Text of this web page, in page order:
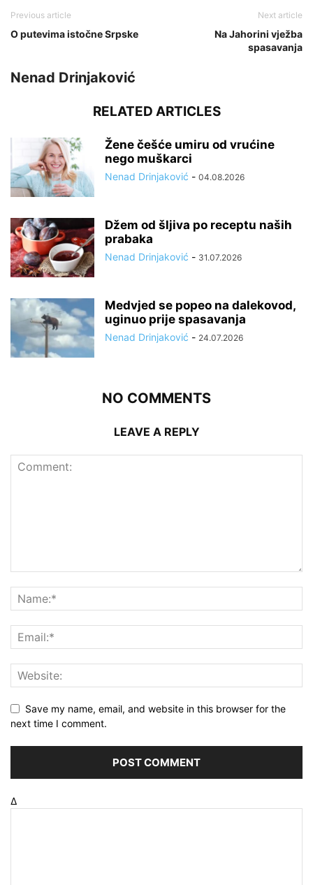
Previous article
O putevima istočne Srpske
Next article
Na Jahorini vježba
spasavanja
Nenad Drinjaković
RELATED ARTICLES
Žene češće umiru od vrućine
nego muškarci
Nenad Drinjaković - 04.08.2026
Džem od šljiva po receptu naših
prabaka
Nenad Drinjaković - 31.07.2026
Medvjed se popeo na dalekovod,
uginuo prije spasavanja
Nenad Drinjaković - 24.07.2026
NO COMMENTS
LEAVE A REPLY
Save my name, email, and website in this browser for the
next time I comment.
Δ